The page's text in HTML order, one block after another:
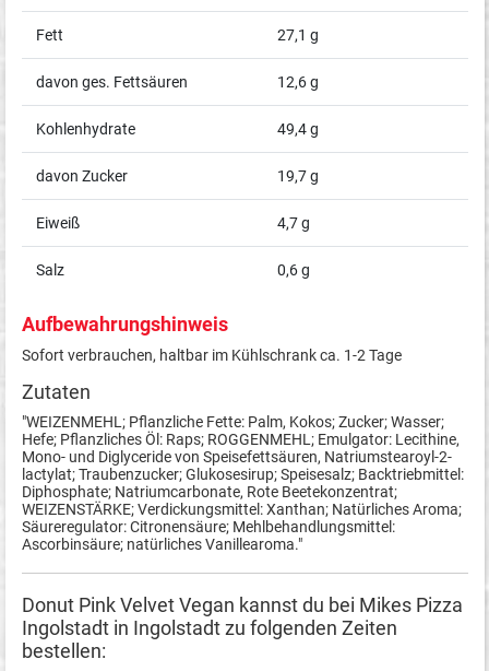
Fett 27,1 g
davon ges. Fettsäuren 12,6 g
Kohlenhydrate 49,4 g
davon Zucker 19,7 g
Eiweiß 4,7 g
Salz 0,6 g
Aufbewahrungshinweis
Sofort verbrauchen, haltbar im Kühlschrank ca. 1-2 Tage
Zutaten
"WEIZENMEHL; Pflanzliche Fette: Palm, Kokos; Zucker; Wasser;
Hefe; Pflanzliches Öl: Raps; ROGGENMEHL; Emulgator: Lecithine,
Mono- und Diglyceride von Speisefettsäuren, Natriumstearoyl-2-
lactylat; Traubenzucker; Glukosesirup; Speisesalz; Backtriebmittel:
Diphosphate; Natriumcarbonate, Rote Beetekonzentrat;
WEIZENSTÄRKE; Verdickungsmittel: Xanthan; Natürliches Aroma;
Säureregulator: Citronensäure; Mehlbehandlungsmittel:
Ascorbinsäure; natürliches Vanillearoma."
Donut Pink Velvet Vegan kannst du bei Mikes Pizza
Ingolstadt in Ingolstadt zu folgenden Zeiten
bestellen: